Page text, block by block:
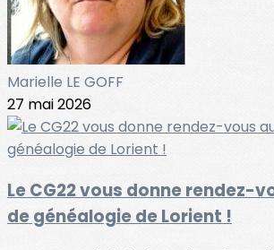
Marielle LE GOFF
27 mai 2026
Le CG22 vous donne rendez-
de généalogie de Lorient !